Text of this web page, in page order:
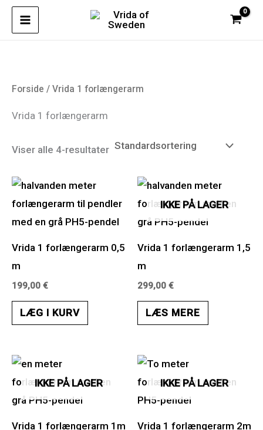
Spring
Forside / Vrida 1 forlængerarm
Vrida 1 forlængerarm
Viser alle 4-resultater
Vrida 1 forlængerarm 0,5
m
199,00 €
LÆG I KURV
IKKE PÅ LAGER
Vrida 1 forlængerarm 1,5
m
299,00 €
LÆS MERE
IKKE PÅ LAGER
Vrida 1 forlængerarm 1m
IKKE PÅ LAGER
Vrida 1 forlængerarm 2m